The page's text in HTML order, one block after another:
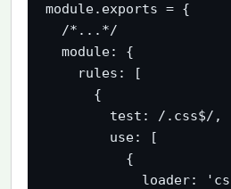
module.exports = {
  /*...*/
  module: {
    rules: [
      {
        test: /.css$/,
        use: [
          {
loader: